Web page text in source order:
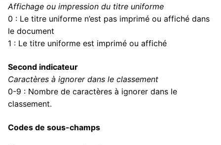
Affichage ou impression du titre uniforme
0 : Le titre uniforme n’est pas imprimé ou affiché dans
le document
1 : Le titre uniforme est imprimé ou affiché
Second indicateur
Caractères à ignorer dans le classement
0-9 : Nombre de caractères à ignorer dans le
classement.
Codes de sous-champs